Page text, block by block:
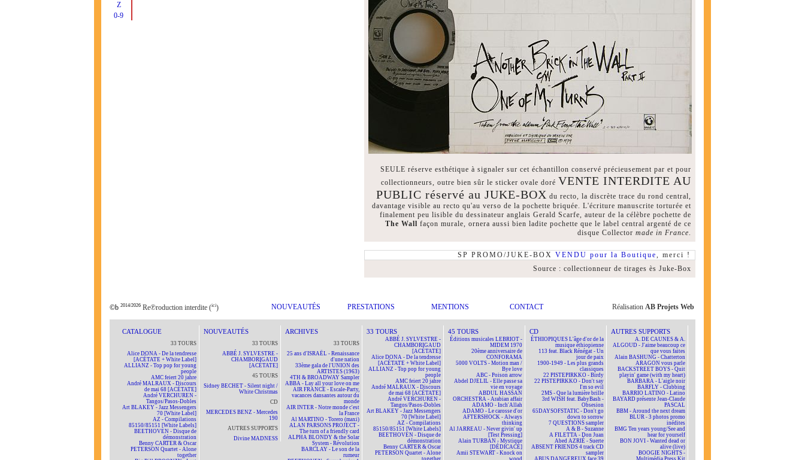
Z
0-9
SEULE réserve esthétique à signaler sur cet échantillon conservé précieusement par et pour
collectionneurs, outre bien sûr le sticker ovale doré VENTE INTERDITE AU
PUBLIC réservé au JUKE-BOX du recto, la discrète trace du rond central,
davantage visible au recto qu'au verso de la pochette briquée. L'écriture manuscrite torturée et
finalement peu lisible du dessinateur anglais Gerald Scarfe, auteur de la célèbre pochette de
The Wall façon murale, ornera aussi bien ladite pochette que le label central argenté de ce
disque Collector made in France.
SP PROMO/JUKE-BOX VENDU pour la Boutique, merci !
Source : collectionneur de tirages ès Juke-Box
©b 2014/2026 Re℗roduction interdite (ici) NOUVEAUTÉS PRESTATIONS MENTIONS CONTACT Réalisation AB Projets Web
CATALOGUE
33 TOURS
Alice DONA - De la tendresse
[ACÉTATE + White Label]
ALLIANZ - Top pop for young
people
AMC feiert 20 jahre
André MALRAUX - Discours
de mai 68 [ACÉTATE]
André VERCHUREN -
Tangos/Pasos-Dobles
Art BLAKEY - Jazz Messengers
70 [White Label]
AZ - Compilations
85150/85151 [White Labels]
BEETHOVEN - Disque de
démonstration
Benny CARTER & Oscar
PETERSON Quartet - Alone
together
NOUVEAUTÉS
33 TOURS
ABBÉ J. SYLVESTRE -
CHAMBORIGAUD
[ACÉTATE]
45 TOURS
Sidney BECHET - Silent night /
White Christmas
CD
MERCEDES BENZ - Mercedes
190
AUTRES SUPPORTS
Divine MADNESS
ARCHIVES
33 TOURS
25 ans d'ISRAËL - Renaissance
d'une nation
33ème gala de l'UNION des
ARTISTES (1963)
4TH & BROADWAY Sampler
ABBA - Lay all your love on me
AIR FRANCE - Escale-Party,
vacances dansantes autour du
monde
AIR INTER - Notre monde c'est
la France
Al MARTINO - Torero (maxi)
ALAN PARSONS PROJECT -
The turn of a friendly card
ALPHA BLONDY & the Solar
System - Révolution
BARCLAY - Le son de la
rumeur
33 TOURS
ABBÉ J. SYLVESTRE -
CHAMBORIGAUD
[ACÉTATE]
Alice DONA - De la tendresse
[ACÉTATE + White Label]
ALLIANZ - Top pop for young
people
AMC feiert 20 jahre
André MALRAUX - Discours
de mai 68 [ACÉTATE]
André VERCHUREN -
Tangos/Pasos-Dobles
Art BLAKEY - Jazz Messengers
70 [White Label]
AZ - Compilations
85150/85151 [White Labels]
BEETHOVEN - Disque de
démonstration
Benny CARTER & Oscar
PETERSON Quartet - Alone
together
45 TOURS
Éditions musicales LEBRIOT -
MIDEM 1970
20ème anniversaire de
CONFORAMA
5000 VOLTS - Motion man /
Bye love
ABC - Poison arrow
Abdel DJELIL - Elle passe sa
vie en voyage
ABDUL HASSAN
ORCHESTRA - Arabian affair
ADAMO - Inch'Allah
ADAMO - Le carosse d'or
AFTERSHOCK - Always
thinking
Al JARREAU - Never givin' up
[Test Pressing]
Alain TURBAN - Mystique
[DÉDICACÉ]
Amii STEWART - Knock on
wood
CD
ÉTHIOPIQUES L'âge d'or de la
musique éthiopienne
113 feat. Black Rénégat - Un
jour de paix
1900-1949 - Les plus grands
classiques
22 PISTEPIRKKO - Birdy
22 PISTEPIRKKO - Don't say
I'm so evil
2MS - Que la lumière brille
3rd WISH feat. BabyBash -
Obsesion
65DAYSOFSTATIC - Don't go
down to sorrow
7 QUESTIONS sampler
A & B - Suzanne
A FILETTA - Don Juan
Abed AZRIÉ - Suerte
ABSENT FRIENDS 4 track CD
sampler
ABUS DANGEREUX face 39
AUTRES SUPPORTS
A. DE CAUNES & A.
ALGOUD - J'aime beaucoup ce
que vous faites
Alain BASHUNG - Chatterton
ARAGON vous parle
BACKSTREET BOYS - Quit
playin' game (with my heart)
BARBARA - L'aigle noir
BARFLY - Clubbing
BARRIO LATINO - Latino
BAYARD présente Jean-Claude
PASCAL
BBM - Around the next dream
BLUR - 3 photos promo
inédites
BMG Ten years young/See and
hear for yourself
BON JOVI - Wanted dead or
alive (live)
BOOGIE NIGHTS -
Multimédia Press Kit